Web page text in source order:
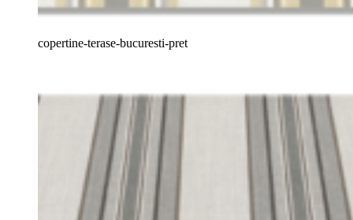
copertine-terase-bucuresti-pret